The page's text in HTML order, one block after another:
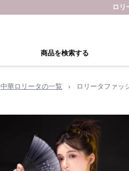
ロリ
商品を検索する
中華ロリータの一覧 › ロリータファッ